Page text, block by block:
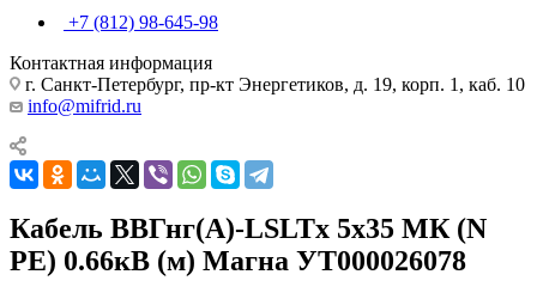
+7 (812) 98-645-98
Контактная информация
г. Санкт-Петербург, пр-кт Энергетиков, д. 19, корп. 1, каб. 10
info@mifrid.ru
Кабель ВВГнг(А)-LSLTx 5х35 МК (N
PE) 0.66кВ (м) Магна УТ000026078